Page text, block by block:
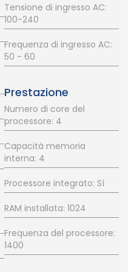
Tensione di ingresso AC:
100-240
Frequenza di ingresso AC:
50 - 60
Prestazione
Numero di core del
processore: 4
Capacità memoria
interna: 4
Processore integrato: Sì
RAM installata: 1024
Frequenza del processore:
1400